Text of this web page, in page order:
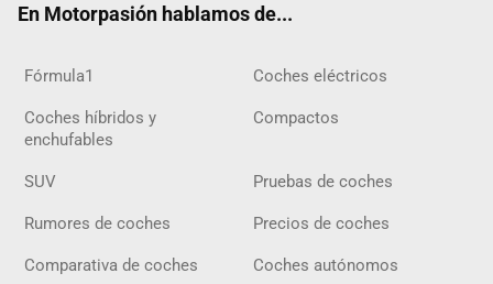
En Motorpasión hablamos de...
Fórmula1 Coches eléctricos
Coches híbridos y
enchufables
Compactos
SUV Pruebas de coches
Rumores de coches Precios de coches
Comparativa de coches Coches autónomos